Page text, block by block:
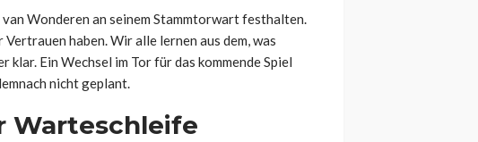
Wonderen an seinem Stammtorwart festhalten.
haben. Wir alle lernen aus dem, was
Ein Wechsel im Tor für das kommende Spiel
nicht geplant.
Warteschleife